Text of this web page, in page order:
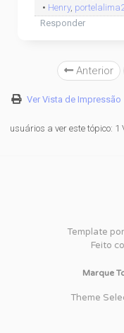
• Henry,
Responder
Anterior
Ver Vista de Impressão
usuários a ver este tópico: 1
Template por
Feito
Marque
Theme